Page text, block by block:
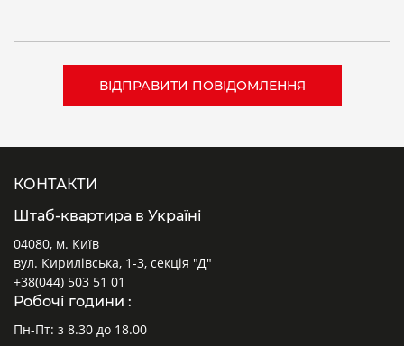
КОНТАКТИ
Штаб-квартира в Україні
04080, м. Київ
вул. Кирилівська, 1-3, секція "Д"
+38(044) 503 51 01
Робочі години :
Пн-Пт: з 8.30 до 18.00